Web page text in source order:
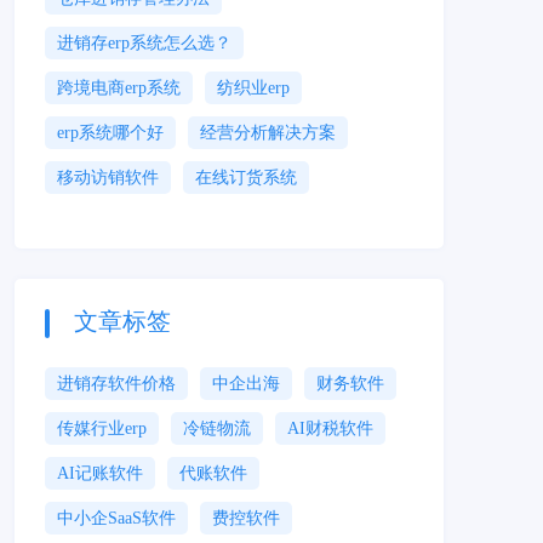
进销存erp系统怎么选？
跨境电商erp系统 纺织业erp
erp系统哪个好 经营分析解决方案
移动访销软件 在线订货系统
文章标签
进销存软件价格 中企出海 财务软件
传媒行业erp 冷链物流 AI财税软件
AI记账软件 代账软件
中小企SaaS软件 费控软件